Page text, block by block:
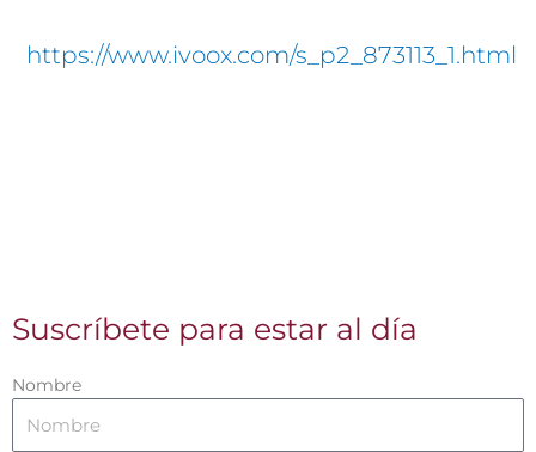
https://www.ivoox.com/s_p2_873113_1.html
Suscríbete para estar al día
Nombre